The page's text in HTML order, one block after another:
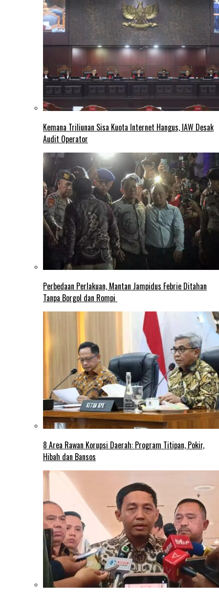
Kemana Triliunan Sisa Kuota Internet Hangus, IAW Desak
Audit Operator
Perbedaan Perlakuan, Mantan Jampidus Febrie Ditahan
Tanpa Borgol dan Rompi
8 Area Rawan Korupsi Daerah: Program Titipan, Pokir,
Hibah dan Bansos